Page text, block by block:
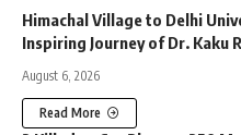
Himachal Village to Delhi
Inspiring Journey of Dr. Kaku
August 6, 2026
Read More